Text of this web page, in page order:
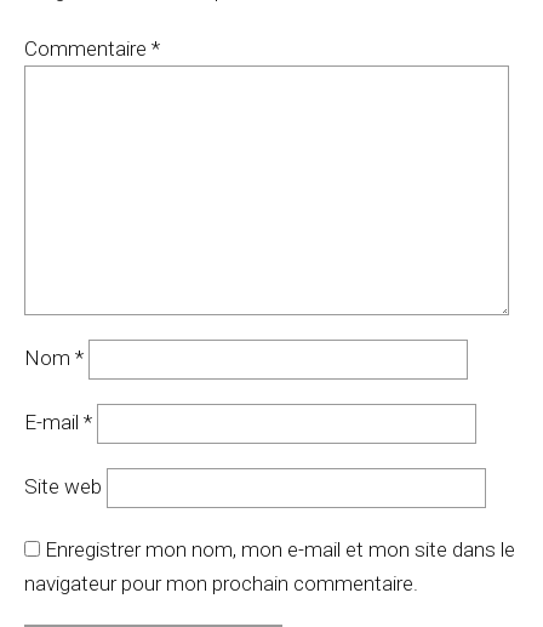
Commentaire *
Nom *
E-mail *
Site web
Enregistrer mon nom, mon e-mail et mon site dans le
navigateur pour mon prochain commentaire.